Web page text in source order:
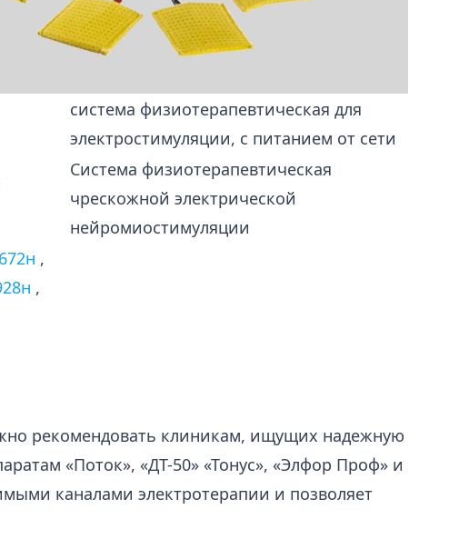
система физиотерапевтическая для
электростимуляции, с питанием от сети
Система физиотерапевтическая
чрескожной электрической
нейромиостимуляции
672н ,
,
рекомендовать клиникам, ищущих надежную
«Поток», «ДТ-50» «Тонус», «Элфор Проф» и
каналами электротерапии и позволяет